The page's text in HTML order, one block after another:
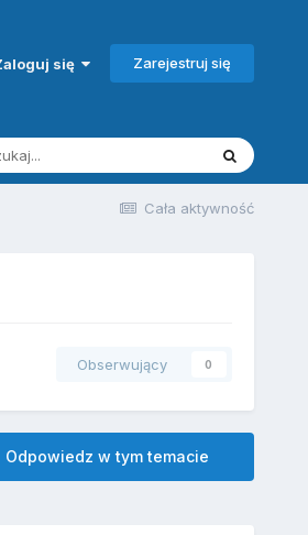
się Zarejestruj się
Cała aktywność
Obserwujący 0
Odpowiedz w tym temacie